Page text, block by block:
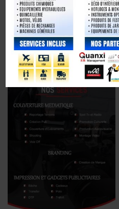
1er octobre 2025, la Chine
avec éclat
La Chine fête les 80 ans de la